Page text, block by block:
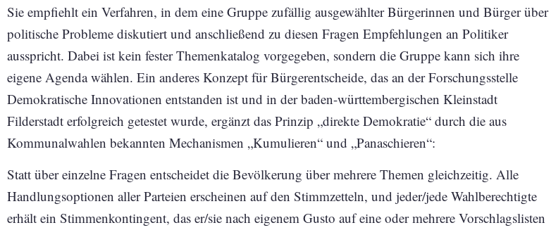
Sie empfiehlt ein Verfahren, in dem eine Gruppe zufällig ausgewählter Bürgerinnen und Bürger über
politische Probleme diskutiert und anschließend zu diesen Fragen Empfehlungen an Politiker
ausspricht. Dabei ist kein fester Themenkatalog vorgegeben, sondern die Gruppe kann sich ihre
eigene Agenda wählen. Ein anderes Konzept für Bürgerentscheide, das an der Forschungsstelle
Demokratische Innovationen entstanden ist und in der baden-württembergischen Kleinstadt
Filderstadt erfolgreich getestet wurde, ergänzt das Prinzip „direkte Demokratie“ durch die aus
Kommunalwahlen bekannten Mechanismen „Kumulieren“ und „Panaschieren“:
Statt über einzelne Fragen entscheidet die Bevölkerung über mehrere Themen gleichzeitig. Alle
Handlungsoptionen aller Parteien erscheinen auf den Stimmzetteln, und jeder/jede Wahlberechtigte
erhält ein Stimmenkontingent, das er/sie nach eigenem Gusto auf eine oder mehrere Vorschlagslisten